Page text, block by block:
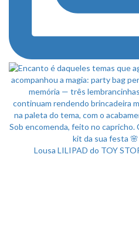
Lousa LILIPAD do TOY